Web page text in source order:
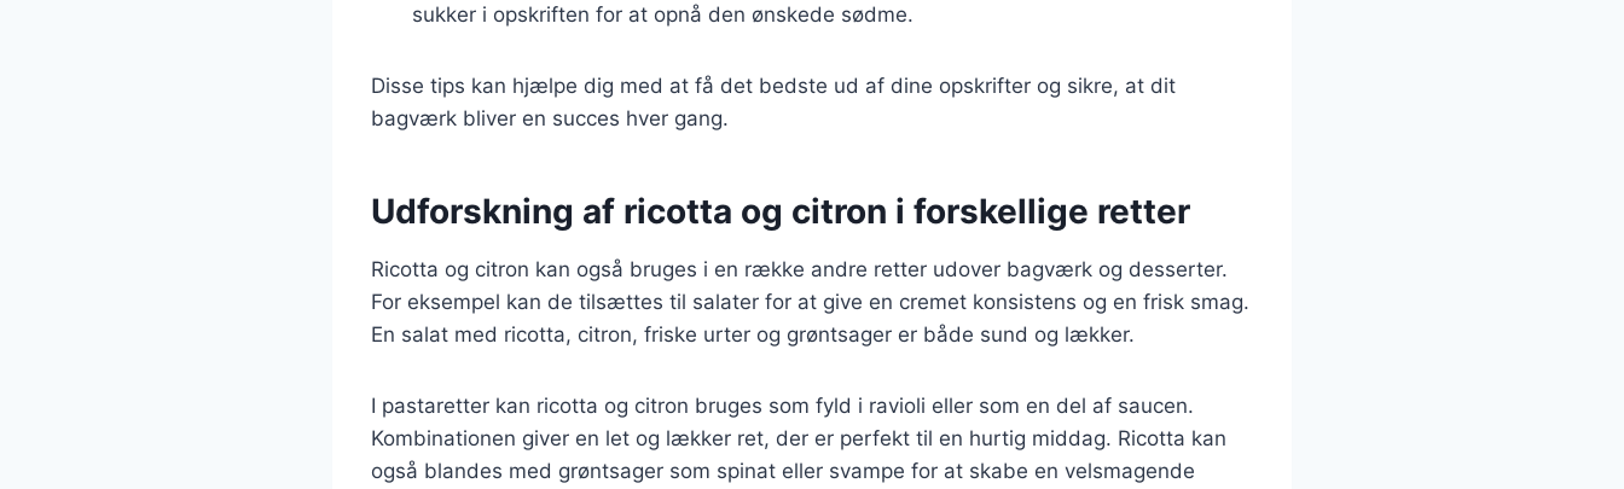
sukker i opskriften for at opnå den ønskede sødme.
Disse tips kan hjælpe dig med at få det bedste ud af dine opskrifter og sikre, at dit
bagværk bliver en succes hver gang.
Udforskning af ricotta og citron i forskellige retter
Ricotta og citron kan også bruges i en række andre retter udover bagværk og desserter.
For eksempel kan de tilsættes til salater for at give en cremet konsistens og en frisk smag.
En salat med ricotta, citron, friske urter og grøntsager er både sund og lækker.
I pastaretter kan ricotta og citron bruges som fyld i ravioli eller som en del af saucen.
Kombinationen giver en let og lækker ret, der er perfekt til en hurtig middag. Ricotta kan
også blandes med grøntsager som spinat eller svampe for at skabe en velsmagende